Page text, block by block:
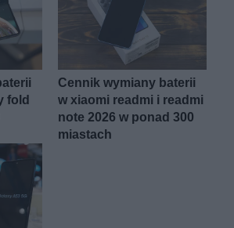
fold
Cennik wymiany baterii
w xiaomi readmi i readmi
note 2026 w ponad 300
miastach